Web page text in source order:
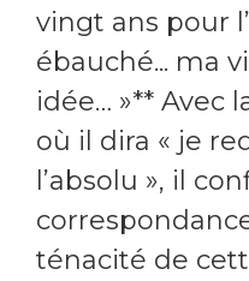
vingt ans pour
ébauché... ma
idée… »** Avec
où il dira « je
l’absolu », il
ténacité de